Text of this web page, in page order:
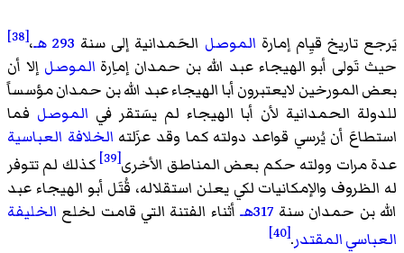
يَرجع تاريخ قيِام إمارة الموصل الحَمدانية إلى سنة 293 هـ ،[38]
حيث تَولى أبو الهيجاء عبد الله بن حمدان إماِرة الموصل إلا أن
بعض المورخين لايعتبرون أبا الهيجاء عبد الله بن حمدان مؤسساً
للدولة الحمدانية لأن أبا الهيجاء لم يسَتقر في الموصل فما
استطاعَ أن يُرسي قواعد دولته كما وقد عزَلته الخلافة العباسية
عدة مرات وولته حكم بعض المناطق الأخرى[39]
كذلك لم تتوفر
له الظروف والإمكانيات لكي يعلن استقلاله، قُتَل أبو الهيجاء عبد
الله بن حمدان سنة 317هـ أثناء الفتنة التي قامت لخلع الخليفة
العباسي المقتدر.
[40]